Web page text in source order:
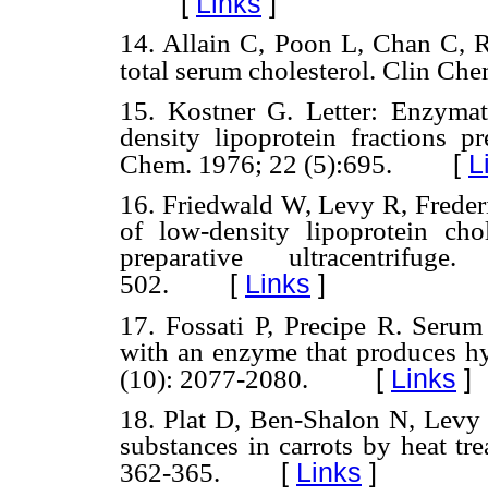
14. Allain C, Poon L, Chan C,
total serum cholesterol. Clin
15. Kostner G. Letter:
density lipoprotein fractions
Chem. 1976; 22 (5):695. [
16. Friedwald W, Levy R,
of low-density lipoprotein
preparative
502. [ Links ]
17. Fossati P, Precipe R.
with an enzyme that produces
(10): 2077-2080.
[ Links ]
18. Plat D, Ben-Shalon N,
substances in carrots by heat
362-365. [ Links ]